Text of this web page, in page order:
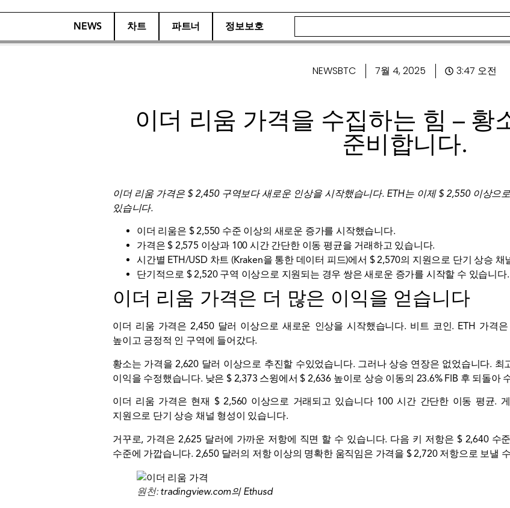
NEWS 차트 파트너 정보보호
NEWSBTC 7월 4, 2025 3:47 오전
이더 리움 가격을 수집하는 힘 – 황
준비합니다.
이더 리움 가격은 $ 2,450 구역보다 새로운 인상을 시작했습니다. ETH는 이제 $ 2,550 이상으
있습니다.
이더 리움은 $ 2,550 수준 이상의 새로운 증가를 시작했습니다.
가격은 $ 2,575 이상과 100 시간 간단한 이동 평균을 거래하고 있습니다.
시간별 ETH/USD 차트 (Kraken을 통한 데이터 피드)에서 $ 2,570의 지원으로 단기 상승 채
단기적으로 $ 2,520 구역 이상으로 지원되는 경우 쌍은 새로운 증가를 시작할 수 있습니다.
이더 리움 가격은 더 많은 이익을 얻습니다
이더 리움 가격은 2,450 달러 이상으로 새로운 인상을 시작했습니다. 비트 코인. ETH 가격
높이고 긍정적 인 구역에 들어갔다.
황소는 가격을 2,620 달러 이상으로 추진할 수있었습니다. 그러나 상승 연장은 없었습니다.
이익을 수정했습니다. 낮은 $ 2,373 스윙에서 $ 2,636 높이로 상승 이동의 23.6% FIB 후 되돌아
이더 리움 가격은 현재 $ 2,560 이상으로 거래되고 있습니다 100 시간 간단한 이동 평균.
지원으로 단기 상승 채널 형성이 있습니다.
거꾸로, 가격은 2,625 달러에 가까운 저항에 직면 할 수 있습니다. 다음 키 저항은 $ 2,640 수
수준에 가깝습니다. 2,650 달러의 저항 이상의 명확한 움직임은 가격을 $ 2,720 저항으로 보낼
원천: tradingview.com의 Ethusd